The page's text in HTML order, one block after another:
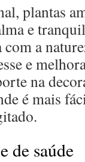
plantas
e
a
e
na
é mais
de saúde